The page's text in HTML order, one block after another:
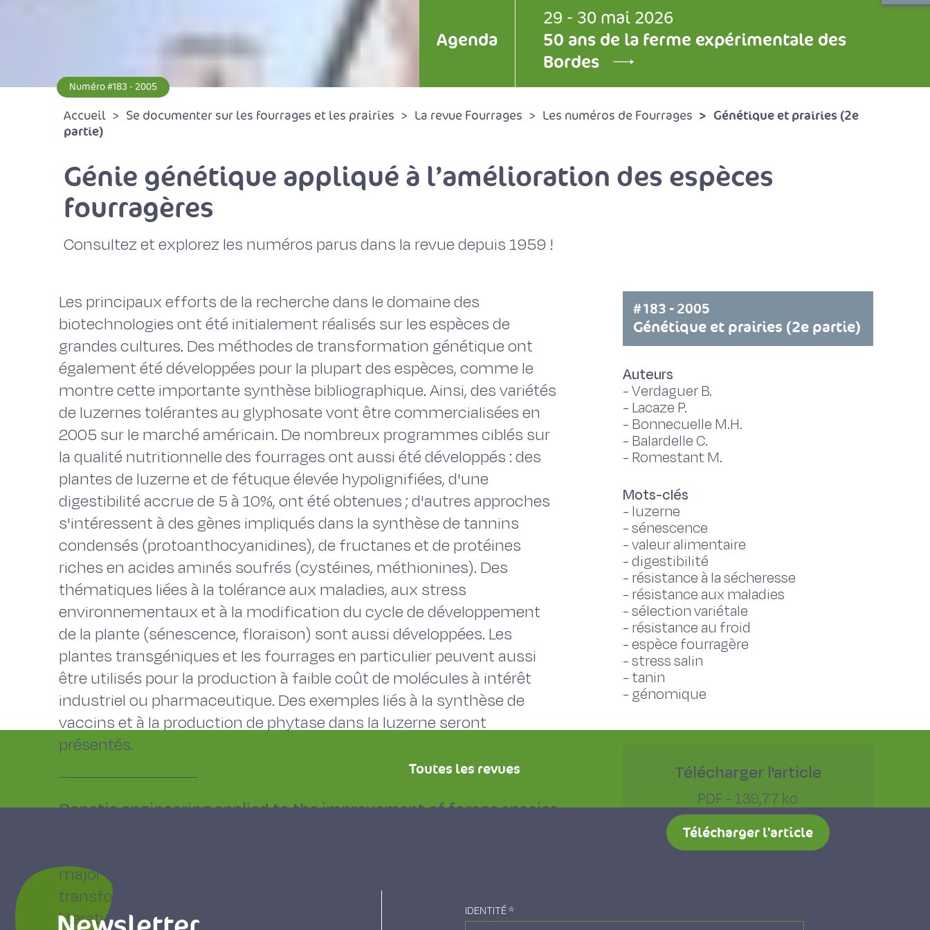
Agenda
29 - 30 mai 2026
50 ans de la ferme expérimentale des
Bordes
Numéro #183 - 2005
Accueil Se documenter sur les fourrages et les prairies La revue Fourrages Les numéros de Fourrages
Génétique et prairies (2e
partie)
Génie génétique appliqué à l’amélioration des espèces
fourragères
Consultez et explorez les numéros parus dans la revue depuis 1959 !
Les principaux efforts de la recherche dans le domaine des
biotechnologies ont été initialement réalisés sur les espèces de
grandes cultures. Des méthodes de transformation génétique ont
également été développées pour la plupart des espèces, comme le
montre cette importante synthèse bibliographique. Ainsi, des variétés
de luzernes tolérantes au glyphosate vont être commercialisées en
2005 sur le marché américain. De nombreux programmes ciblés sur
la qualité nutritionnelle des fourrages ont aussi été développés : des
plantes de luzerne et de fétuque élevée hypolignifiées, d'une
digestibilité accrue de 5 à 10%, ont été obtenues ; d'autres approches
s'intéressent à des gènes impliqués dans la synthèse de tannins
condensés (protoanthocyanidines), de fructanes et de protéines
riches en acides aminés soufrés (cystéines, méthionines). Des
thématiques liées à la tolérance aux maladies, aux stress
environnementaux et à la modification du cycle de développement
de la plante (sénescence, floraison) sont aussi développées. Les
plantes transgéniques et les fourrages en particulier peuvent aussi
être utilisés pour la production à faible coût de molécules à intérêt
industriel ou pharmaceutique. Des exemples liés à la synthèse de
vaccins et à la production de phytase dans la luzerne seront
présentés.
Genetic engineering applied to the improvement of forage species
major field crops. For most species, methods of genetical
transformation have also been developed, as is shown in the large
literature. Thus a number of lucerne cultivars tolerant to glyphosate
#183 - 2005
Génétique et prairies (2e partie)
Auteurs
-Verdaguer B.
- Lacaze P.
- Bonnecuelle M.H.
- Balardelle C.
- Romestant M.
Mots-clés
- luzerne
-sénescence
-valeur alimentaire
-digestibilité
- résistance à la sécheresse
- résistance aux maladies
-sélection variétale
- résistance au froid
-espèce fourragère
-stress salin
- tanin
- génomique
Télécharger l'article
PDF - 139,77 ko
Télécharger l'article
Toutes les revues
IDENTITÉ*